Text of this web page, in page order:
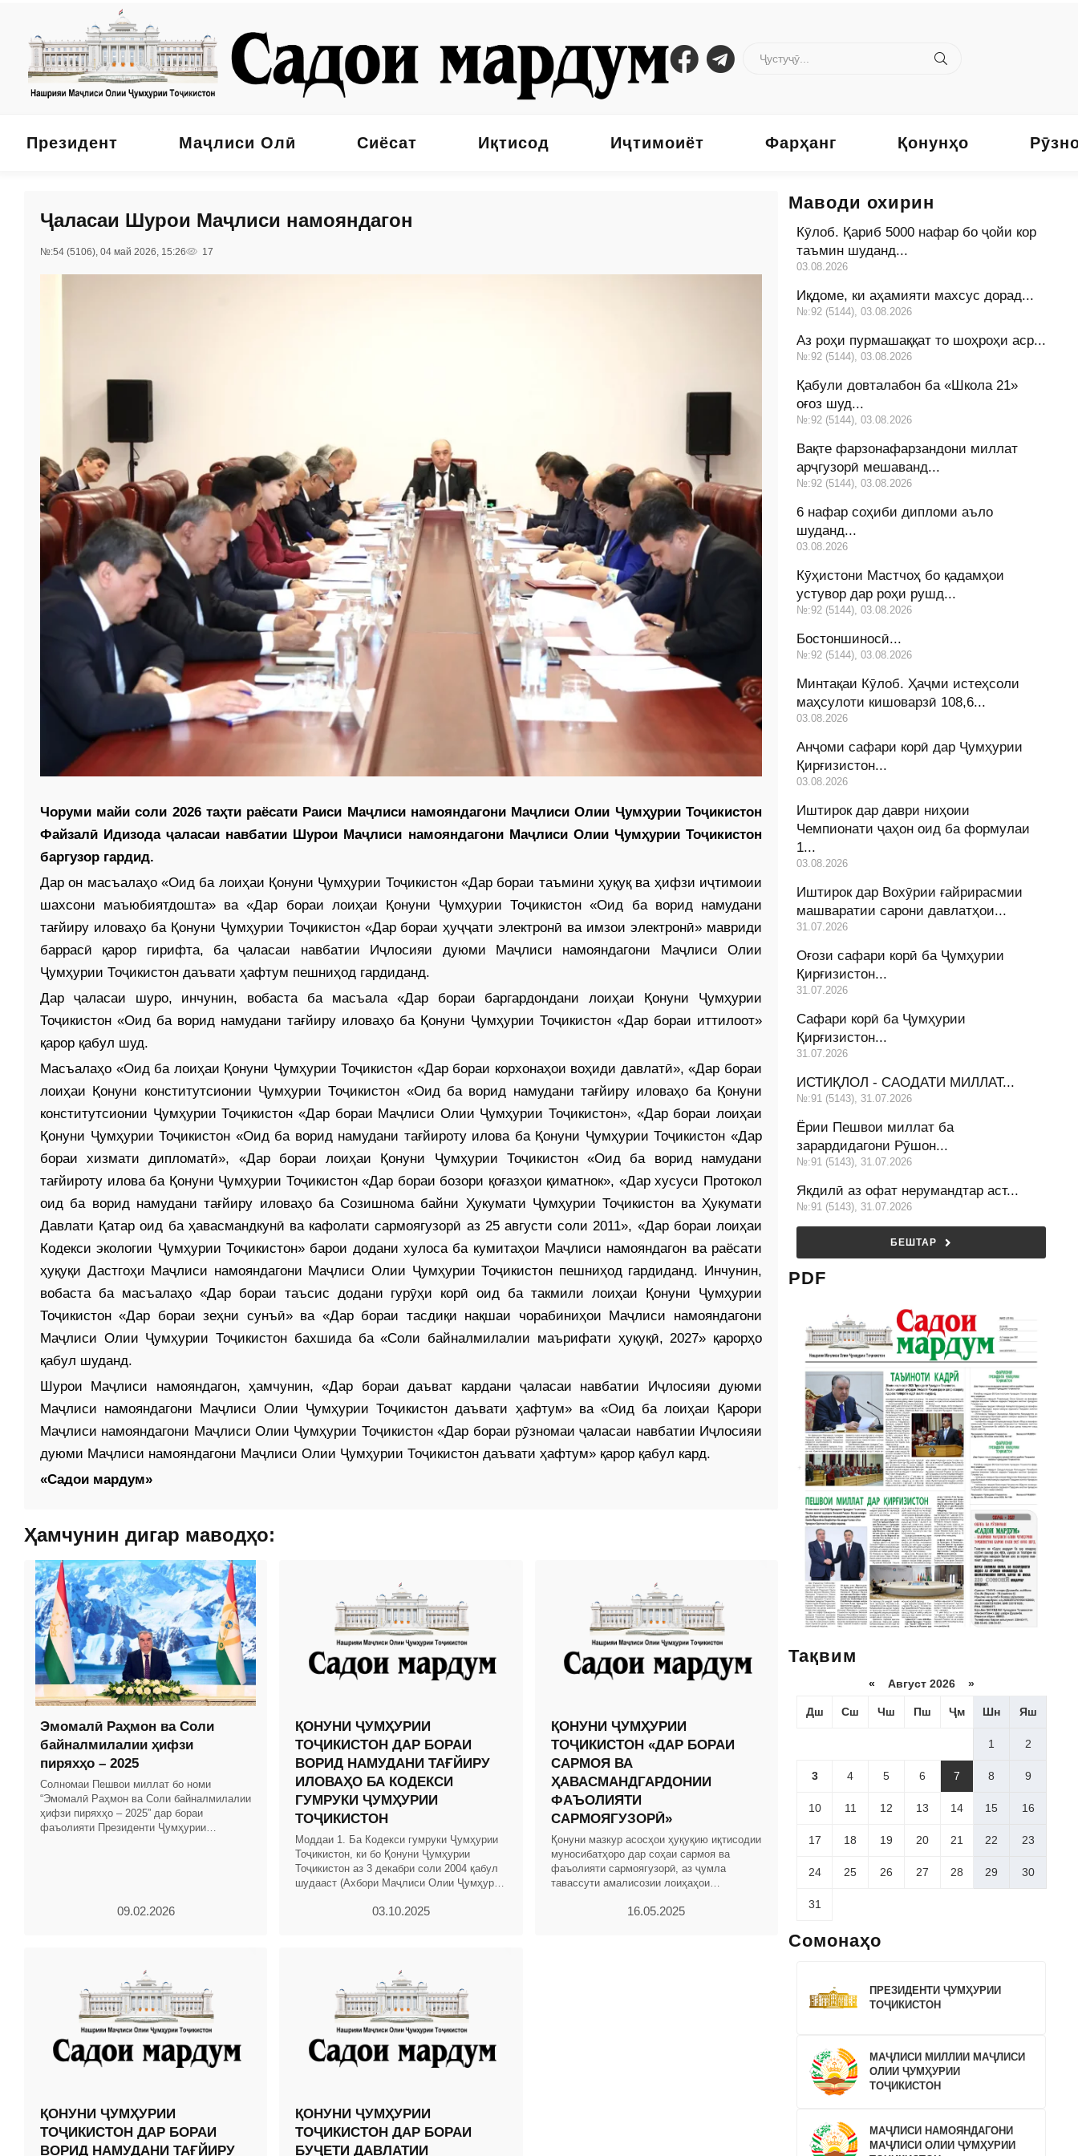
Президент Маҷлиси Олӣ Сиёсат Иқтисод Иҷтимоиёт Фарҳанг Қонунҳо
Ҷаласаи Шурои Маҷлиси намояндагон
№:54 (5106), 04 май 2026, 15:26 17
Чоруми майи соли 2026 таҳти раёсати Раиси Маҷлиси намояндагони Маҷлиси Олии Ҷумҳурии Тоҷикистон
Файзалӣ Идизода ҷаласаи навбатии Шурои Маҷлиси намояндагони Маҷлиси Олии Ҷумҳурии Тоҷикистон
баргузор гардид.
Дар он масъалаҳо «Оид ба лоиҳаи Қонуни Ҷумҳурии Тоҷикистон «Дар бораи таъмини ҳуқуқ ва ҳифзи иҷтимоии
шахсони маъюбиятдошта» ва «Дар бораи лоиҳаи Қонуни Ҷумҳурии Тоҷикистон «Оид ба ворид намудани
тағйиру иловаҳо ба Қонуни Ҷумҳурии Тоҷикистон «Дар бораи ҳуҷҷати электронӣ ва имзои электронӣ» мавриди
баррасӣ қарор гирифта, ба ҷаласаи навбатии Иҷлосияи дуюми Маҷлиси намояндагони Маҷлиси Олии
Ҷумҳурии Тоҷикистон даъвати ҳафтум пешниҳод гардиданд.
Дар ҷаласаи шуро, инчунин, вобаста ба масъала «Дар бораи баргардондани лоиҳаи Қонуни Ҷумҳурии
Тоҷикистон «Оид ба ворид намудани тағйиру иловаҳо ба Қонуни Ҷумҳурии Тоҷикистон «Дар бораи иттилоот»
қарор қабул шуд.
Масъалаҳо «Оид ба лоиҳаи Қонуни Ҷумҳурии Тоҷикистон «Дар бораи корхонаҳои воҳиди давлатӣ», «Дар бораи
лоиҳаи Қонуни конститутсионии Ҷумҳурии Тоҷикистон «Оид ба ворид намудани тағйиру иловаҳо ба Қонуни
конститутсионии Ҷумҳурии Тоҷикистон «Дар бораи Маҷлиси Олии Ҷумҳурии Тоҷикистон», «Дар бораи лоиҳаи
Қонуни Ҷумҳурии Тоҷикистон «Оид ба ворид намудани тағйироту илова ба Қонуни Ҷумҳурии Тоҷикистон «Дар
бораи хизмати дип­ломатӣ», «Дар бораи лоиҳаи Қонуни Ҷумҳурии Тоҷикистон «Оид ба ворид намудани
тағйироту илова ба Қонуни Ҷумҳурии Тоҷикистон «Дар бораи бозори қоғазҳои қиматнок», «Дар хусуси Протокол
оид ба ворид намудани тағйиру иловаҳо ба Созишнома байни Ҳукумати Ҷумҳурии Тоҷикис­тон ва Ҳукумати
Давлати Қатар оид ба ҳавас­мандкунӣ ва кафолати сармоягузорӣ аз 25 августи соли 2011», «Дар бораи лоиҳаи
Кодекси экологии Ҷумҳурии Тоҷикистон» барои додани хулоса ба кумитаҳои Маҷлиси намояндагон ва раёсати
ҳуқуқи Дастгоҳи Маҷлиси намояндагони Маҷлиси Олии Ҷумҳурии Тоҷикистон пешниҳод гардиданд. Инчунин,
вобаста ба масъалаҳо «Дар бораи таъсис додани гурӯҳи корӣ оид ба такмили лоиҳаи Қонуни Ҷумҳурии
Тоҷикистон «Дар бораи зеҳни сунъӣ» ва «Дар бораи тасдиқи нақшаи чорабиниҳои Маҷлиси намояндагони
Маҷлиси Олии Ҷумҳурии Тоҷикис­тон бахшида ба «Соли байналмилалии маърифати ҳуқуқӣ, 2027» қарорҳо
қабул шуданд.
Шурои Маҷлиси намояндагон, ҳамчунин, «Дар бораи даъват кардани ҷаласаи навбатии Иҷлосияи дуюми
Маҷлиси намояндагони Маҷлиси Олии Ҷумҳурии Тоҷикистон даъвати ҳафтум» ва «Оид ба лоиҳаи Қарори
Маҷлиси намояндагони Маҷлиси Олии Ҷумҳурии Тоҷикистон «Дар бораи рӯзномаи ҷаласаи навбатии Иҷлосияи
дуюми Маҷлиси намояндагони Маҷлиси Олии Ҷумҳурии Тоҷикистон даъвати ҳафтум» қарор қабул кард.
«Садои мардум»
Ҳамчунин дигар маводҳо:
Эмомалӣ Раҳмон ва Соли
байналмилалии ҳифзи
пиряхҳо – 2025
Солномаи Пешвои миллат бо номи
“Эмомалӣ Раҳмон ва Соли байналмилалии
ҳифзи пиряхҳо – 2025” дар бораи
фаъолияти Президенти Ҷумҳурии
09.02.2026
ҚОНУНИ ҶУМҲУРИИ
ТОҶИКИСТОН ДАР БОРАИ
ВОРИД НАМУДАНИ ТАҒЙИРУ
ИЛОВАҲО БА КОДЕКСИ
ГУМРУКИ ҶУМҲУРИИ
ТОҶИКИСТОН
Моддаи 1. Ба Кодекси гумруки Ҷумҳурии
Тоҷикистон, ки бо Қонуни Ҷумҳурии
Тоҷикистон аз 3 декабри соли 2004 қабул
шудааст (Ахбори Маҷлиси Олии Ҷумҳурии
03.10.2025
ҚОНУНИ ҶУМҲУРИИ
ТОҶИКИСТОН «ДАР БОРАИ
САРМОЯ ВА
ҲАВАСМАНДГАРДОНИИ
ФАЪОЛИЯТИ
САРМОЯГУЗОРӢ»
Қонуни мазкур асосҳои ҳуқуқию иқтисодии
муносибатҳоро дар соҳаи сармоя ва
фаъолияти сармоягузорӣ, аз ҷумла
тавассути амалисозии лоиҳаҳои
ҳавасмандгардонӣ ва16.05.2025
ҚОНУНИ ҶУМҲУРИИ
ТОҶИКИСТОН ДАР БОРАИ
ВОРИД НАМУДАНИ ТАҒЙИРУ
ҚОНУНИ ҶУМҲУРИИ
ТОҶИКИСТОН ДАР БОРАИ
БУҶЕТИ ДАВЛАТИИ
Маводи охирин
Кӯлоб. Қариб 5000 нафар бо ҷойи кор
таъмин шуданд...
03.08.2026
Иқдоме, ки аҳамияти махсус дорад...
№:92 (5144), 03.08.2026
Аз роҳи пурмашаққат то шоҳроҳи аср...
№:92 (5144), 03.08.2026
Қабули довталабон ба «Школа 21»
оғоз шуд...
№:92 (5144), 03.08.2026
Вақте фарзонафарзандони миллат
арҷгузорӣ мешаванд...
№:92 (5144), 03.08.2026
6 нафар соҳиби дипломи аъло
шуданд...
03.08.2026
Кӯҳистони Мастчоҳ бо қадамҳои
устувор дар роҳи рушд...
№:92 (5144), 03.08.2026
Бостоншиносӣ...
№:92 (5144), 03.08.2026
Минтақаи Кӯлоб. Ҳаҷми истеҳсоли
маҳсулоти кишоварзӣ 108,6...
03.08.2026
Анҷоми сафари корӣ дар Ҷумҳурии
Қирғизистон...
03.08.2026
Иштирок дар даври ниҳоии
Чемпионати ҷаҳон оид ба формулаи
1...
03.08.2026
Иштирок дар Вохӯрии ғайрирасмии
машваратии сарони давлатҳои...
31.07.2026
Оғози сафари корӣ ба Ҷумҳурии
Қирғизистон...
31.07.2026
Сафари корӣ ба Ҷумҳурии
Қирғизистон...
31.07.2026
ИСТИҚЛОЛ - САОДАТИ МИЛЛАТ...
№:91 (5143), 31.07.2026
Ёрии Пешвои миллат ба
зарардидагони Рӯшон...
№:91 (5143), 31.07.2026
Якдилӣ аз офат нерумандтар аст...
№:91 (5143), 31.07.2026
БЕШТАР
PDF
Тақвим
« Август 2026 »
Дш Сш Чш Пш Ҷм Шн Яш
1 2
3 4 5 6 7 8 9
10 11 12 13 14 15 16
17 18 19 20 21 22 23
24 25 26 27 28 29 30
31
Сомонаҳо
ПРЕЗИДЕНТИ ҶУМҲУРИИ
ТОҶИКИСТОН
МАҶЛИСИ МИЛЛИИ МАҶЛИСИ
ОЛИИ ҶУМҲУРИИ
ТОҶИКИСТОН
МАҶЛИСИ НАМОЯНДАГОНИ
МАҶЛИСИ ОЛИИ ҶУМҲУРИИ